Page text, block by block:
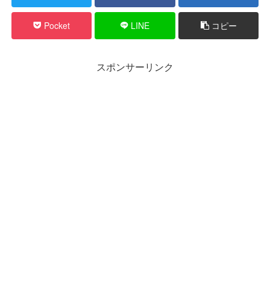
Pocket LINE コピー
スポンサーリンク